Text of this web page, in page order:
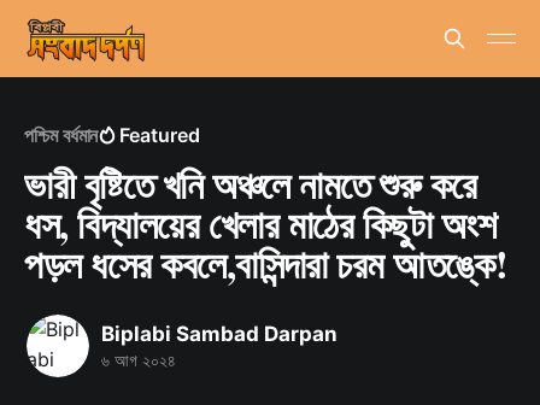
পশ্চিম বর্ধমান Featured
ভারী বৃষ্টিতে খনি অঞ্চলে নামতে শুরু করে
ধস, বিদ্যালয়ের খেলার মাঠের কিছুটা অংশ
পড়ল ধসের কবলে,বাসিন্দারা চরম আতঙ্কে!
Biplabi Sambad Darpan
৬ আগ ২০২৪